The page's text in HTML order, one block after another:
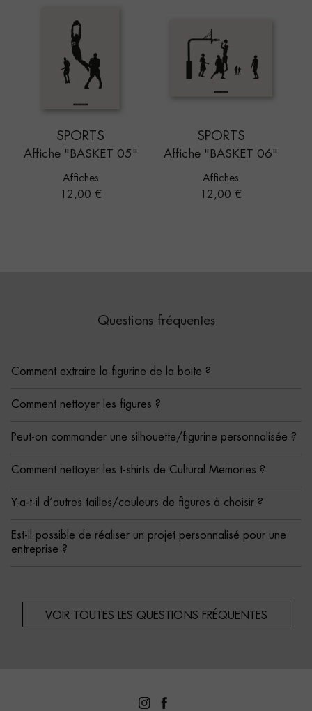
SPORTS
Affiche "BASKET 05"
Affiches
Prix
12,00 €
SPORTS
Affiche "BASKET 06"
Affiches
Prix
12,00 €
Questions fréquentes
Comment extraire la figurine de la boite ?
Comment nettoyer les figures ?
Peut-on commander une silhouette/figurine personnalisée ?
Comment nettoyer les t-shirts de Cultural Memories ?
Y-a-t-il d’autres tailles/couleurs de figures à choisir ?
Est-il possible de réaliser un projet personnalisé pour une
entreprise ?
VOIR TOUTES LES QUESTIONS FRÉQUENTES